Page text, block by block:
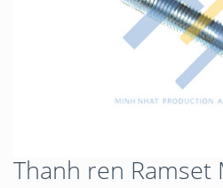
Thanh ren Ramset